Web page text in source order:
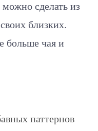
сделать из
близких.
больше чая и
паттернов